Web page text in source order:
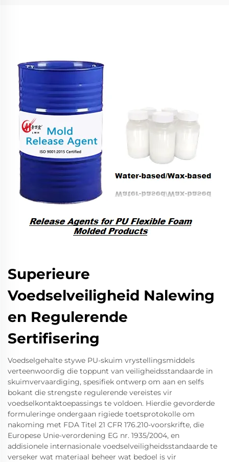
Superieure
Voedselveiligheid Nalewing
en Regulerende
Sertifisering
Voedselgehalte stywe PU-skuim vrystellingsmiddels
verteenwoordig die toppunt van veiligheidsstandaarde in
skuimvervaardiging, spesifiek ontwerp om aan en selfs
bokant die strengste regulerende vereistes vir
voedselkontaktoepassings te voldoen. Hierdie gevorderde
formuleringe ondergaan rigiede toetsprotokolle om
nakoming met FDA Titel 21 CFR 176.210-voorskrifte, die
Europese Unie-verordening EG nr. 1935/2004, en
addisionele internasionale voedselveiligheidsstandaarde te
verseker wat materiaal beheer wat bedoel is vir